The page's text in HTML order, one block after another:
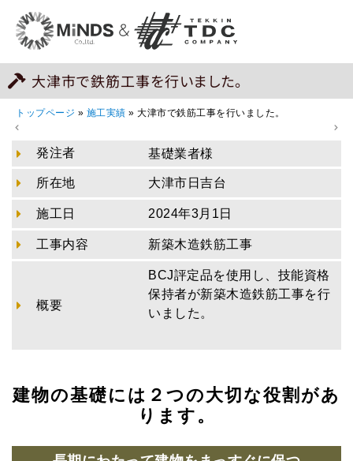
大津市で鉄筋工事を行いました。
トップページ » 施工実績 » 大津市で鉄筋工事を行いました。
発注者 基礎業者様
所在地 大津市日吉台
施工日 2024年3月1日
工事内容 新築木造鉄筋工事
概要
BCJ評定品を使用し、技能資格
保持者が新築木造鉄筋工事を行
いました。
建物の基礎には２つの大切な役割があ
ります。